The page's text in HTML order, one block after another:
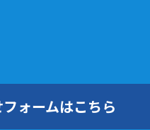
ォームはこちら